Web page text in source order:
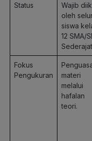
Status
Wajib
oleh
siswa
12 SMA/
Fokus
Pengukuran
materi
melalui
hafalan
teori.